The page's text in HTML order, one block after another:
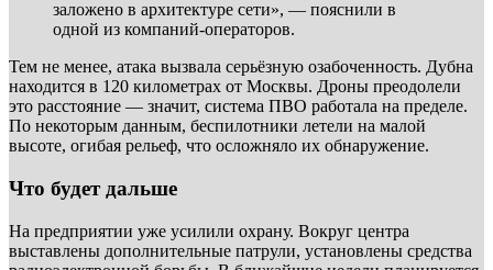
заложено в архитектуре сети», — пояснили в
одной из компаний-операторов.
Тем не менее, атака вызвала серьёзную озабоченность. Дубна
находится в 120 километрах от Москвы. Дроны преодолели
это расстояние — значит, система ПВО работала на пределе.
По некоторым данным, беспилотники летели на малой
высоте, огибая рельеф, что осложняло их обнаружение.
Что будет дальше
На предприятии уже усилили охрану. Вокруг центра
выставлены дополнительные патрули, установлены средства